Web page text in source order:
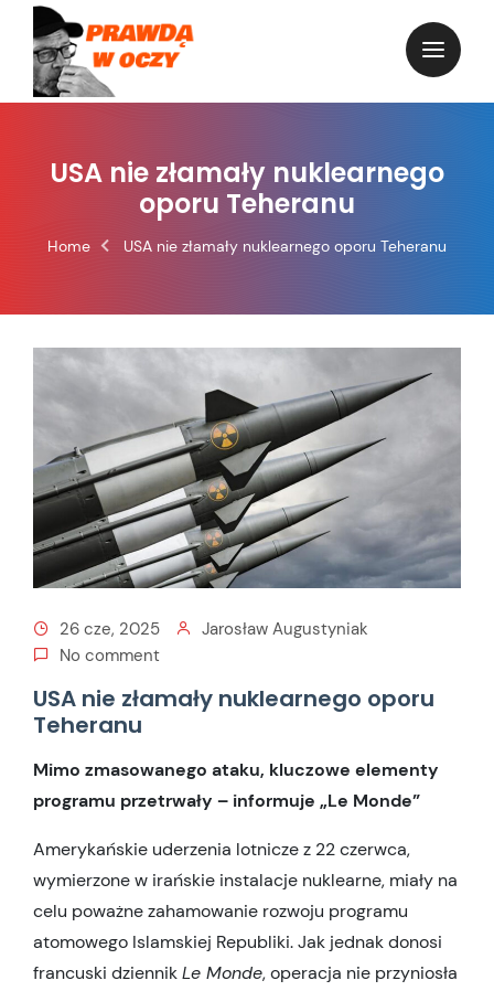
content
USA nie złamały nuklearnego
oporu Teheranu
Home USA nie złamały nuklearnego oporu Teheranu
26 cze, 2025
Jarosław Augustyniak
No comment
USA nie złamały nuklearnego oporu
Teheranu
Mimo zmasowanego ataku, kluczowe elementy
programu przetrwały – informuje „Le Monde”
Amerykańskie uderzenia lotnicze z 22 czerwca,
wymierzone w irańskie instalacje nuklearne, miały na
celu poważne zahamowanie rozwoju programu
atomowego Islamskiej Republiki. Jak jednak donosi
francuski dziennikLe Monde, operacja nie przyniosła